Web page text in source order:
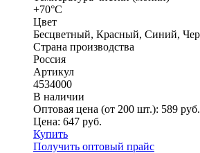
+70°С
Цвет
Бесцветный, Красный, Синий,
Страна производства
Россия
Артикул
4534000
В наличии
Оптовая цена (от 200 шт.): 589 руб.
Цена: 647 руб.
Купить
Получить оптовый прайс